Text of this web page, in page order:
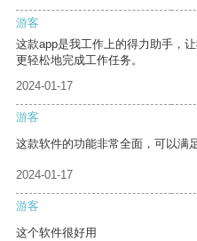
游客
这款app是我工作上的得力助手，
更轻松地完成工作任务。
2024-01-17
游客
这款软件的功能非常全面，可以满
2024-01-17
游客
这个软件很好用